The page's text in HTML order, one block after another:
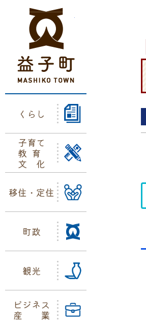
くらし
子育て
教育
文化
移住・定住
町政
観光
ビジネス
産業